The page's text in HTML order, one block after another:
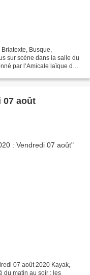
Busque,
sur scène dans la salle du
par l’Amicale laïque de
07 août
07 août 2020 Kayak,
du matin au soir ; les